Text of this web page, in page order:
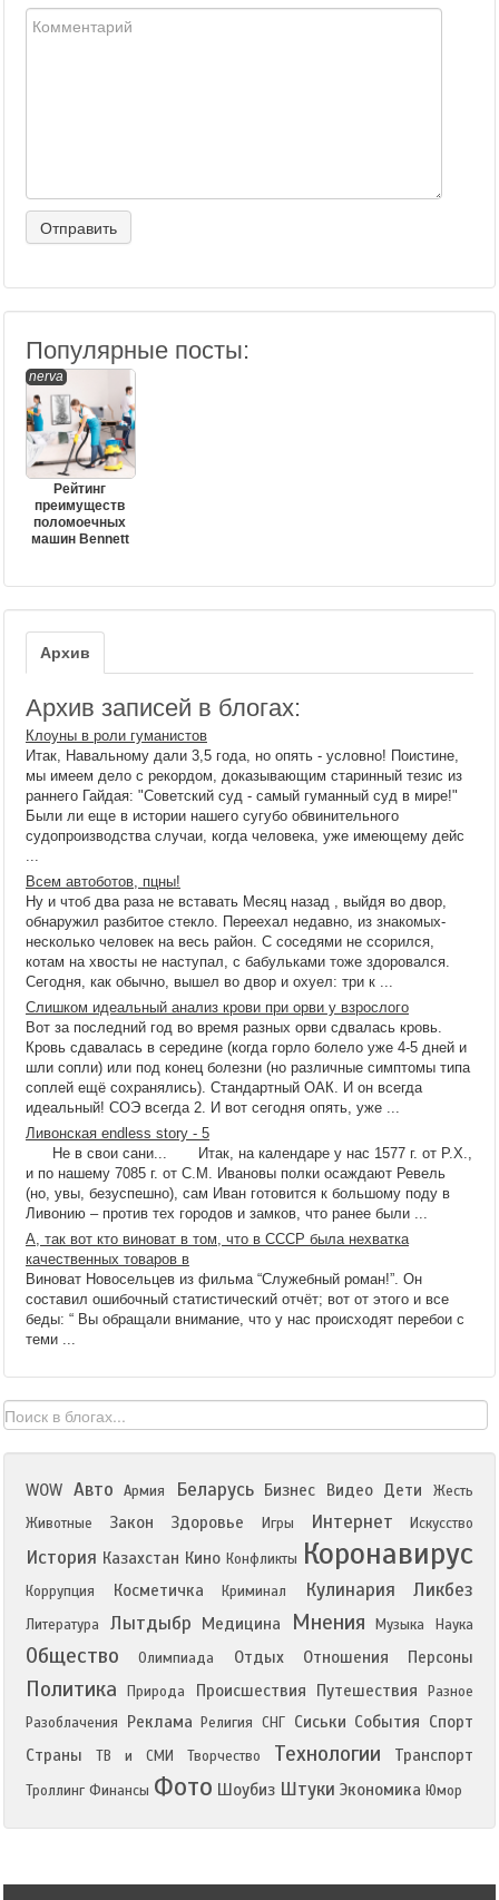
Популярные посты:
nerva
Рейтинг
преимуществ
поломоечных
машин Bennett
Архив
Архив записей в блогах:
Клоуны в роли гуманистов
Итак, Навальному дали 3,5 года, но опять - условно! Поистине,
мы имеем дело с рекордом, доказывающим старинный тезис из
раннего Гайдая: "Советский суд - самый гуманный суд в мире!"
Были ли еще в истории нашего сугубо обвинительного
судопроизводства случаи, когда человека, уже имеющему дейс
...
Всем автоботов, пцны!
Ну и чтоб два раза не вставать Месяц назад , выйдя во двор,
обнаружил разбитое стекло. Переехал недавно, из знакомых-
несколько человек на весь район. С соседями не ссорился,
котам на хвосты не наступал, с бабульками тоже здоровался.
Сегодня, как обычно, вышел во двор и охуел: три к ...
Слишком идеальный анализ крови при орви у взрослого
Вот за последний год во время разных орви сдвалась кровь.
Кровь сдавалась в середине (когда горло болело уже 4-5 дней и
шли сопли) или под конец болезни (но различные симптомы типа
соплей ещё сохранялись). Стандартный ОАК. И он всегда
идеальный! СОЭ всегда 2. И вот сегодня опять, уже ...
Ливонская endless story - 5
Не в свои сани... Итак, на календаре у нас 1577 г. от Р.Х.,
и по нашему 7085 г. от С.М. Ивановы полки осаждают Ревель
(но, увы, безуспешно), сам Иван готовится к большому поду в
Ливонию – против тех городов и замков, что ранее были ...
А, так вот кто виноват в том, что в СССР была нехватка
качественных товаров в
Виноват Новосельцев из фильма “Служебный роман!”. Он
составил ошибочный статистический отчёт; вот от этого и все
беды: “ Вы обращали внимание, что у нас происходят перебои с
теми ...
WOW Авто Армия Беларусь Бизнес Видео Дети
Жесть
Животные
Закон Здоровье Игры Интернет Искусство
История Казахстан Кино Конфликты Коронавирус
Коррупция Косметичка Криминал Кулинария Ликбез
Литература Лытдыбр Медицина Мнения Музыка Наука
Общество Олимпиада Отдых Отношения Персоны
Политика Природа Происшествия Путешествия
Разное
Разоблачения
Реклама Религия СНГ Сиськи События Спорт
Страны
ТВ и СМИ Творчество Технологии Транспорт
Троллинг Финансы Фото Шоубиз Штуки Экономика Юмор